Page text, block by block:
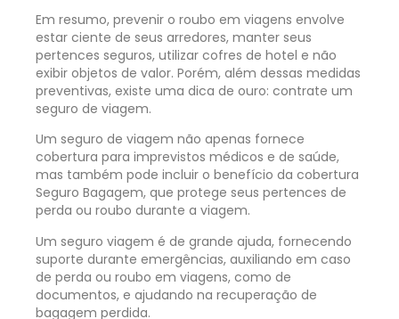
Em resumo, prevenir o roubo em viagens envolve
estar ciente de seus arredores, manter seus
pertences seguros, utilizar cofres de hotel e não
exibir objetos de valor. Porém, além dessas medidas
preventivas, existe uma dica de ouro: contrate um
seguro de viagem.
Um seguro de viagem não apenas fornece
cobertura para imprevistos médicos e de saúde,
mas também pode incluir o benefício da cobertura
Seguro Bagagem, que protege seus pertences de
perda ou roubo durante a viagem.
Um seguro viagem é de grande ajuda, fornecendo
suporte durante emergências, auxiliando em caso
de perda ou roubo em viagens, como de
documentos, e ajudando na recuperação de
bagagem perdida.